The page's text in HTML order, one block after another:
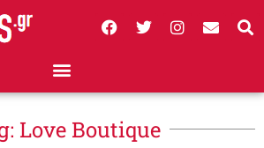
Love Boutique